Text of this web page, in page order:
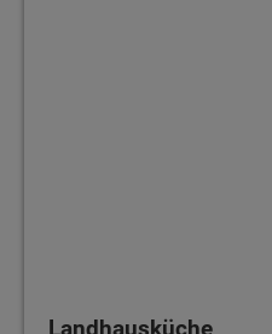
Landhausküche